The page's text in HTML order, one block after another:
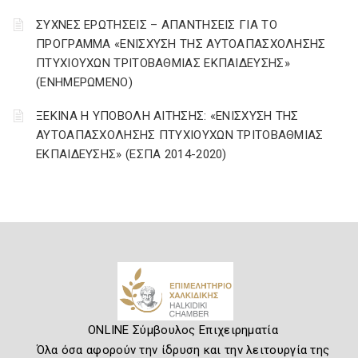
ΣΥΧΝΕΣ ΕΡΩΤΗΣΕΙΣ – ΑΠΑΝΤΗΣΕΙΣ ΓΙΑ ΤΟ
ΠΡΟΓΡΑΜΜΑ «ΕΝΙΣΧΥΣΗ ΤΗΣ ΑΥΤΟΑΠΑΣΧΟΛΗΣΗΣ
ΠΤΥΧΙΟΥΧΩΝ ΤΡΙΤΟΒΑΘΜΙΑΣ ΕΚΠΑΙΔΕΥΣΗΣ»
(ΕΝΗΜΕΡΩΜΕΝΟ)
ΞΕΚΙΝΑ Η ΥΠΟΒΟΛΗ ΑΙΤΗΣΗΣ: «ΕΝΙΣΧΥΣΗ ΤΗΣ
ΑΥΤΟΑΠΑΣΧΟΛΗΣΗΣ ΠΤΥΧΙΟΥΧΩΝ ΤΡΙΤΟΒΑΘΜΙΑΣ
ΕΚΠΑΙΔΕΥΣΗΣ» (ΕΣΠΑ 2014-2020)
ONLINE Σύμβουλος Επιχειρηματία
Όλα όσα αφορούν την ίδρυση και την λειτουργία της